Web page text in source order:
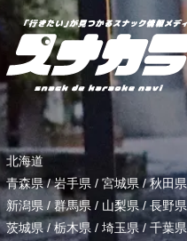
北海道
青森県/岩手県 / 宮城県 /秋田県
新潟県 / 群馬県 / 山梨県/長野県
茨城県 / 栃木県 / 埼玉県/ 千葉県